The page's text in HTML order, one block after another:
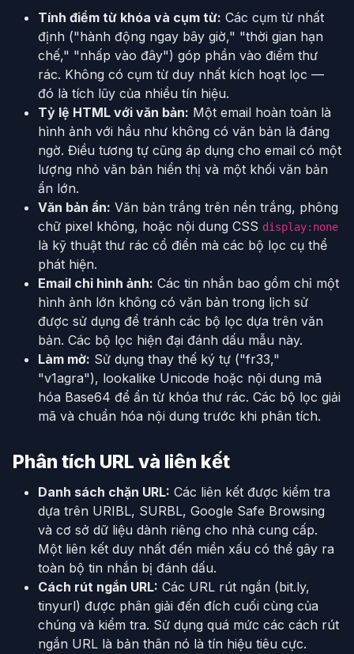
Tính điểm từ khóa và cụm từ: Các cụm từ nhất
định ("hành động ngay bây giờ," "thời gian hạn
chế," "nhấp vào đây") góp phần vào điểm thư
rác. Không có cụm từ duy nhất kích hoạt lọc —
đó là tích lũy của nhiều tín hiệu.
Tỷ lệ HTML với văn bản: Một email hoàn toàn là
hình ảnh với hầu như không có văn bản là đáng
ngờ. Điều tương tự cũng áp dụng cho email có một
lượng nhỏ văn bản hiển thị và một khối văn bản
ẩn lớn.
Văn bản ẩn: Văn bản trắng trên nền trắng, phông
chữ pixel không, hoặc nội dung CSS display:none
là kỹ thuật thư rác cổ điển mà các bộ lọc cụ thể
phát hiện.
Email chỉ hình ảnh: Các tin nhắn bao gồm chỉ một
hình ảnh lớn không có văn bản trong lịch sử
được sử dụng để tránh các bộ lọc dựa trên văn
bản. Các bộ lọc hiện đại đánh dấu mẫu này.
Làm mờ: Sử dụng thay thế ký tự ("fr33,"
"v1agra"), lookalike Unicode hoặc nội dung mã
hóa Base64 để ẩn từ khóa thư rác. Các bộ lọc giải
mã và chuẩn hóa nội dung trước khi phân tích.
Phân tích URL và liên kết
Danh sách chặn URL: Các liên kết được kiểm tra
dựa trên URIBL, SURBL, Google Safe Browsing
và cơ sở dữ liệu dành riêng cho nhà cung cấp.
Một liên kết duy nhất đến miền xấu có thể gây ra
toàn bộ tin nhắn bị đánh dấu.
Cách rút ngắn URL: Các URL rút ngắn (bit.ly,
tinyurl) được phân giải đến đích cuối cùng của
chúng và kiểm tra. Sử dụng quá mức các cách rút
ngắn URL là bản thân nó là tín hiệu tiêu cực.